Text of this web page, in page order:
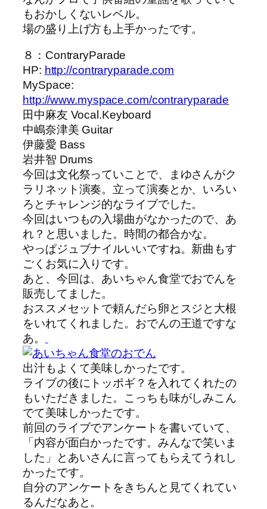
もおかしくないレベル。
場の盛り上げ方も上手かったです。
８：ContraryParade
HP: http://contraryparade.com
MySpace:
http://www.myspace.com/contraryparade
田中麻友 Vocal.Keyboard
中嶋奈津美 Guitar
伊藤愛 Bass
岩井智 Drums
今回は文化祭っていことで、まゆさんがク
ラリネット演奏。立って演奏とか、いろい
ろとチャレンジ的なライブでした。
今回はいつもの入場曲がなかったので、あ
れ？と思いました。時間の都合かな。
やっぱジュブナイルいいですね。新曲もす
ごくお気に入りです。
あと、今回は、あいちゃん食堂でおでんを
販売してました。
おススメセットで頼んだら卵とスジと大根
をいれてくれました。おでんの王道ですな
あ。
出汁もよくて美味しかったです。
ライブの後にトッポギ？を入れてくれたの
もいただきました。こっちも味がしみこん
でて美味しかったです。
前回のライブでアンケートを書いていて、
「内容が面白かったです。みんなで笑いま
した」とあいさんに言ってもらえてうれし
かったです。
自分のアンケートをきちんと見てくれてい
るんだなあと。